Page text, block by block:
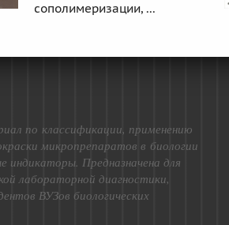
сополимеризации, ...
по классификации, применению
микропрепаратов в биологии
индикаторы. Предназначена для
лабораторной диагностики,
ВУЗов биологических